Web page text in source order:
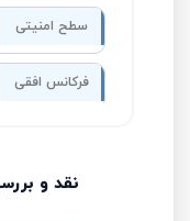
سطح امنیتی
فرکانس افقی
نقد و